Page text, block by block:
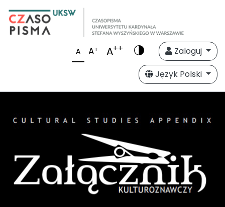
A A+ A++
Zaloguj
Język Polski